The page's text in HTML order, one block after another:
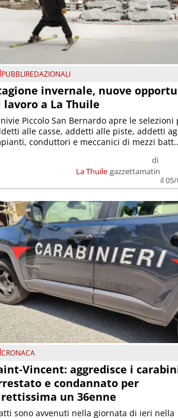
PUBBLIREDAZIONALI
invernale, nuove
lavoro a La Thuile
La Thuile
di
gazzettamatin
il
Piccolo San Bernardo apre le selezioni
alle casse, addetti alle piste, addetti
conduttori e meccanici di mezzi
CRONACA
Vincent: aggredisce i
e condannato per
un 36enne
sono avvenuti nella giornata di ieri nella